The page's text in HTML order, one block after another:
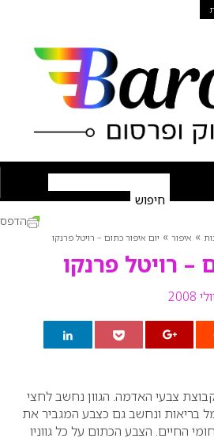
» איפור » יום איפור כתום – רויטל פרנקו
– רויטל פרנקו
הדפס
צבעי האדמה. הגוון נחשב לחצי
בריאות ונחשב גם כצבע המגביר את
החיים. הצבע הכתום על כל גווניו